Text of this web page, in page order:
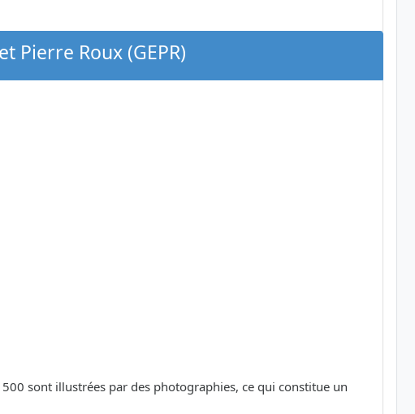
Pierre Roux (GEPR)
sont illustrées par des photographies, ce qui constitue un